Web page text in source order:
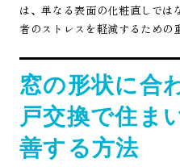
は、単なる表面の化粧直しでは
者のストレスを軽減するための
窓の形状に合
戸交換で住ま
善する方法